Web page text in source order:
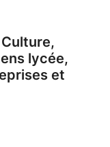
lycée,
et